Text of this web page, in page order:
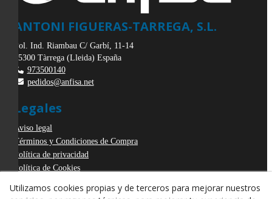
ANTONI FIGUERAS-TARREGA, S.L.
Pol. Ind. Riambau C/ Garbí, 11-14
25300 Tàrrega (Lleida) España
973500140
pedidos@anfisa.net
Legales
Aviso legal
Términos y Condiciones de Compra
Política de privacidad
Política de Cookies
Derecho de desistimiento
Utilizamos cookies propias y de terceros para mejorar nuestros